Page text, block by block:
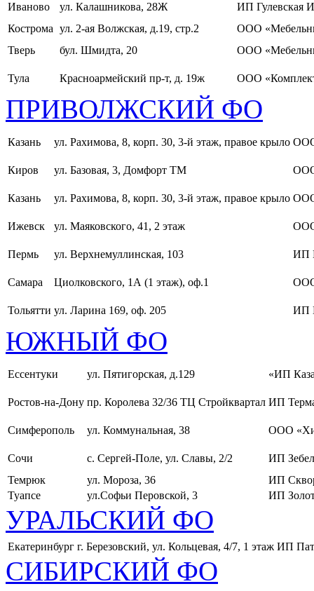
Иваново ул. Калашникова, 28Ж
ИП Гулевская
Кострома ул. 2-ая Волжская, д.19, стр.2
ООО
Тверь
бул. Шмидта, 20 ООО
Тула Красноармейский пр-т, д. 19ж ООО
ПРИВОЛЖСКИЙ ФО
Казань ул. Рахимова, 8, корп. 30, 3-й этаж, правое крыло
Киров ул. Базовая, 3, Домфорт ТМ
Казань ул. Рахимова, 8, корп. 30, 3-й этаж, правое крыло
Ижевск ул. Маяковского, 41, 2 этаж
Пермь ул. Верхнемуллинская, 103 ИП
Самара Циолковского, 1А (1 этаж), оф.1
Тольятти ул. Ларина 169, оф. 205 ИП
ЮЖНЫЙ ФО
Ессентуки ул. Пятигорская, д.129 «ИП
Ростов-на-Дону пр. Королева 32/36 ТЦ Стройквартал ИП
Симферополь ул. Коммунальная, 38 ООО
Сочи с. Сергей-Поле, ул. Славы, 2/2
ИП
Темрюк
ул. Мороза, 36
ИП
Туапсе
ул.Софьи Перовской, 3 ИП
УРАЛЬСКИЙ ФО
Екатеринбург г. Березовский, ул. Кольцевая, 4/7, 1 этаж ИП
СИБИРСКИЙ ФО